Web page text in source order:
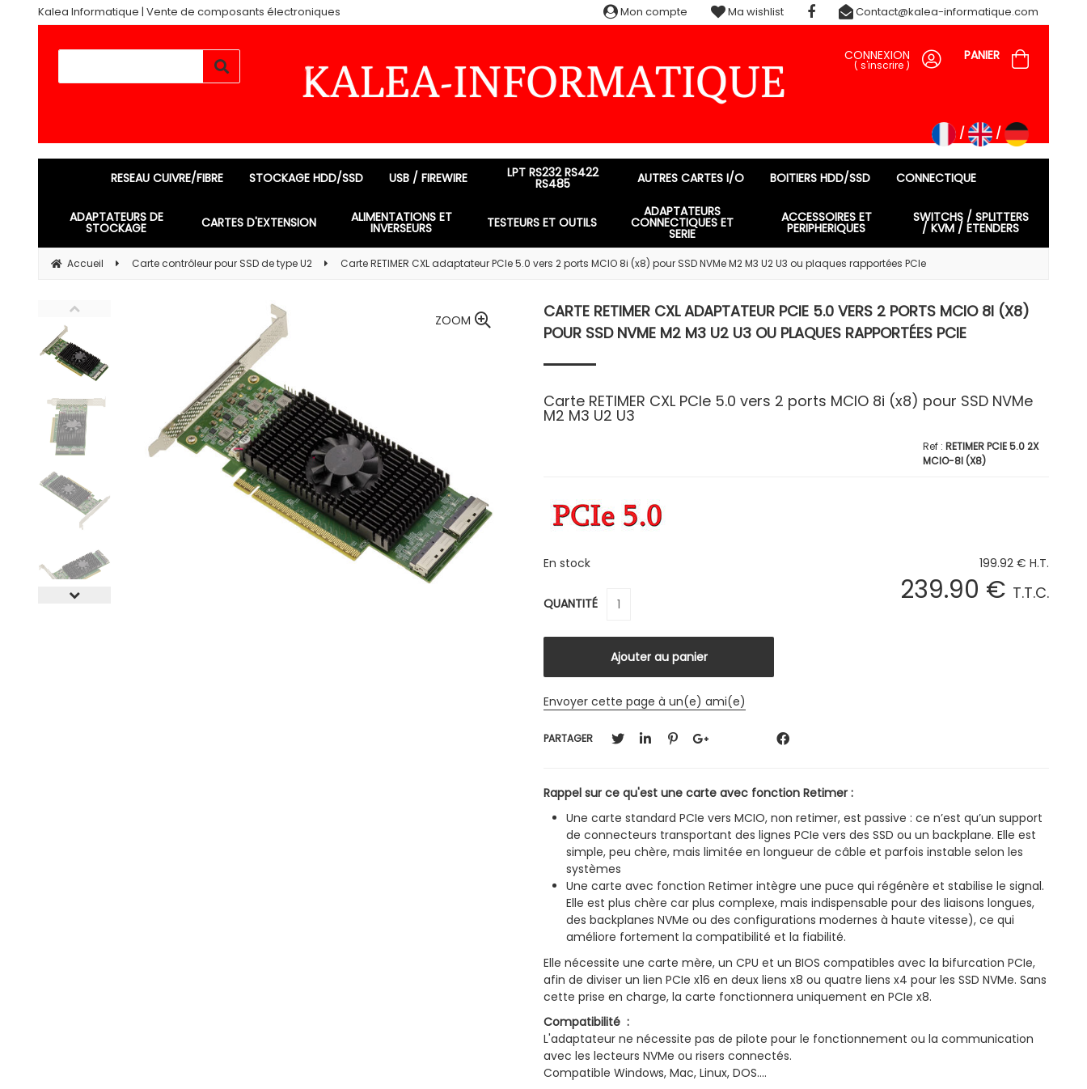
Kalea Informatique | Vente de composants électroniques
CONNEXION
( s'inscrire )
PANIER
RESEAU CUIVRE/FIBRE STOCKAGE HDD/SSD USB / FIREWIRE LPT RS232 RS422
RS485 AUTRES CARTES I/O BOITIERS HDD/SSD CONNECTIQUE
ADAPTATEURS DE
STOCKAGE CARTES D'EXTENSION ALIMENTATIONS ET
INVERSEURS TESTEURS ET OUTILS
ADAPTATEURS
CONNECTIQUES ET
SERIE
ACCESSOIRES ET
PERIPHERIQUES
SWITCHS / SPLITTERS
/ KVM / ETENDERS
Accueil Carte contrôleur pour SSD de type U2 Carte RETIMER CXL adaptateur PCIe 5.0 vers 2 ports MCIO 8i (x8) pour SSD NVMe M2 M3 U2 U3 ou plaques rapportées PCIe
ZOOM
CARTE RETIMER CXL ADAPTATEUR PCIE 5.0 VERS 2 PORTS MCIO 8I (X8)
POUR SSD NVME M2 M3 U2 U3 OU PLAQUES RAPPORTÉES PCIE
Carte RETIMER CXL PCIe 5.0 vers 2 ports MCIO 8i (x8) pour SSD NVMe
M2 M3 U2 U3
RETIMER PCIE 5.0 2X
MCIO-8I (X8)
199.92 € H.T.
239.90 € T.T.C.
En stock
QUANTITÉ
Envoyer cette page à un(e) ami(e)
PARTAGER
Rappel sur ce qu'est une carte avec fonction Retimer :
Une carte standard PCIe vers MCIO, non retimer, est passive : ce n’est qu’un support
de connecteurs transportant des lignes PCIe vers des SSD ou un backplane. Elle est
simple, peu chère, mais limitée en longueur de câble et parfois instable selon les
systèmes
Une carte avec fonction Retimer intègre une puce qui régénère et stabilise le signal.
Elle est plus chère car plus complexe, mais indispensable pour des liaisons longues,
des backplanes NVMe ou des configurations modernes à haute vitesse), ce qui
améliore fortement la compatibilité et la fiabilité.
Elle nécessite une carte mère, un CPU et un BIOS compatibles avec la bifurcation PCIe,
afin de diviser un lien PCIe x16 en deux liens x8 ou quatre liens x4 pour les SSD NVMe. Sans
cette prise en charge, la carte fonctionnera uniquement en PCIe x8.
Compatibilité :
L'adaptateur ne nécessite pas de pilote pour le fonctionnement ou la communication
avec les lecteurs NVMe ou risers connectés.
Compatible Windows, Mac, Linux, DOS....
Mon compte Ma wishlist Contact@kalea-informatique.com